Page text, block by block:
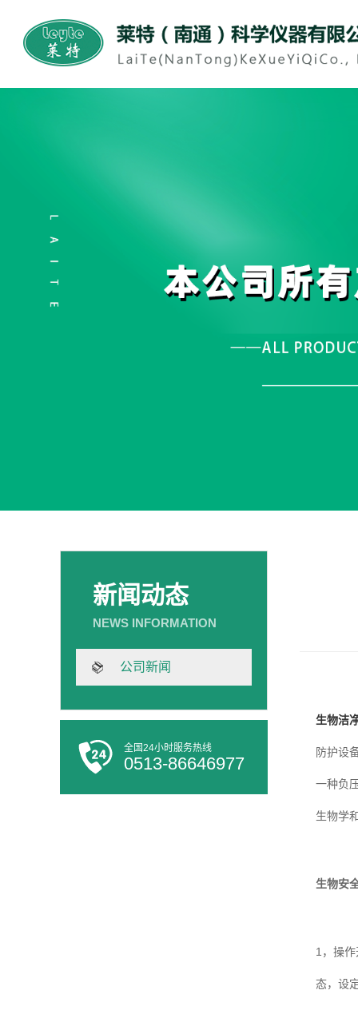
新闻动态
公司新闻
全国24小时服务热线
0513-86646977
生物洁
防护设
一种负
生物学
生物安
1，操
态，设